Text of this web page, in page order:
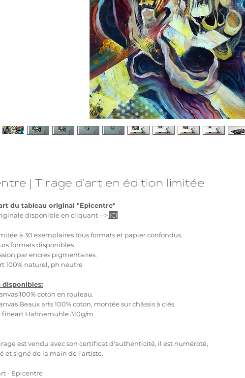
| Tirage d'art en édition limitée
du tableau original "Epicentre"
disponible en cliquant --> ICI
à 30 exemplaires tous formats et papier confondus.
formats disponibles
par encres pigmentaires.
100% naturel, ph neutre
disponibles:
100% coton en rouleau.
Beaux arts 100% coton, montée sur châssis à clés.
fineart Hahnemühle 310g/m.
est vendu avec son certificat d'authenticité, il est numéroté,
et signé de la main de l'artiste.
- Epicentre